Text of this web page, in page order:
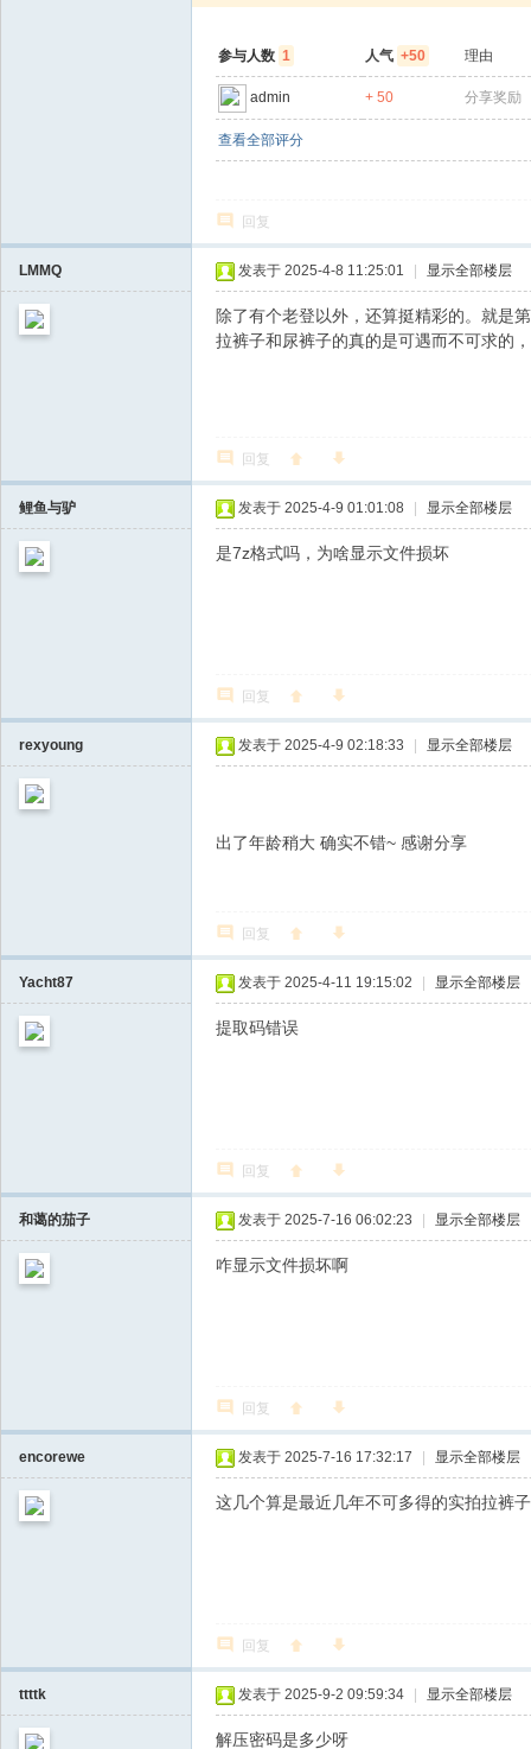
参与人数 1 人气 +50 理由
admin + 50 分享奖励
查看全部评分
回复
LMMQ 发表于 2025-4-8 11:25:01 显示全部楼层
除了有个老登以外，还算挺精彩的。就是
拉裤子和尿裤子的真的是可遇而不可求的
回复
鲤鱼与驴 发表于 2025-4-9 01:01:08 显示全部楼层
是7z格式吗，为啥显示文件损坏
回复
rexyoung 发表于 2025-4-9 02:18:33 显示全部楼层
出了年龄稍大 确实不错~ 感谢分享
回复
Yacht87 发表于 2025-4-11 19:15:02 显示全部楼层
提取码错误
回复
和蔼的茄子 发表于 2025-7-16 06:02:23 显示全部楼层
咋显示文件损坏啊
回复
encorewe 发表于 2025-7-16 17:32:17 显示全部楼层
这几个算是最近几年不可多得的实拍拉裤
回复
ttttk 发表于 2025-9-2 09:59:34 显示全部楼层
解压密码是多少呀